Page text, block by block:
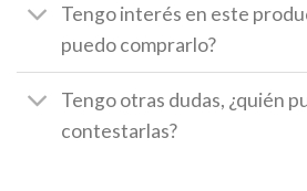
Tengo interés en este
puedo comprarlo?
Tengo otras dudas, ¿quién
contestarlas?